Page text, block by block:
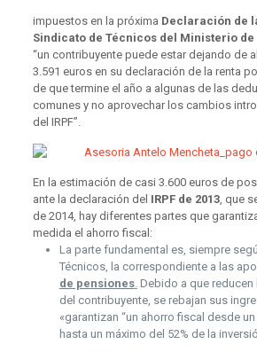
impuestos en la próxima Declaración de
Sindicato de Técnicos del Ministerio
“un contribuyente puede estar dejando de
3.591 euros en su declaración de la renta
de que termine el año a algunas de las
comunes y no aprovechar los cambios
del IRPF”.
En la estimación de casi 3.600 euros de
ante la declaración del IRPF de 2013, que
de 2014, hay diferentes partes que
medida el ahorro fiscal:
La parte fundamental es, siempre
Técnicos, la correspondiente a las
de pensiones.Debido a que reducen
del contribuyente, se rebajan sus
«garantizan “un ahorro fiscal desde
hasta un máximo del 52% de la